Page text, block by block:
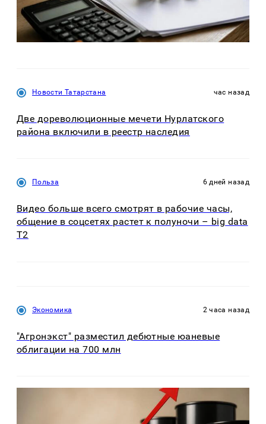
Новости Татарстана час назад
Две дореволюционные мечети Нурлатского
района включили в реестр наследия
Польза 6 дней назад
Видео больше всего смотрят в рабочие часы,
общение в соцсетях растет к полуночи – big data
T2
Экономика 2 часа назад
"Агронэкст" разместил дебютные юаневые
облигации на 700 млн